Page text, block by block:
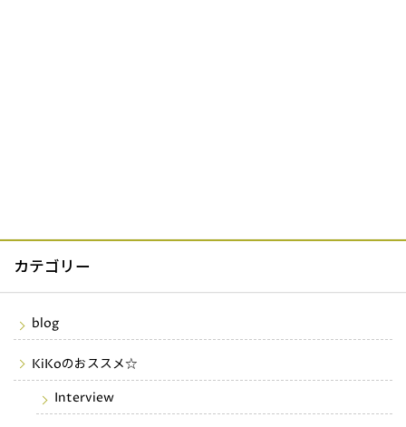
カテゴリー
blog
KiKoのおススメ☆
Interview